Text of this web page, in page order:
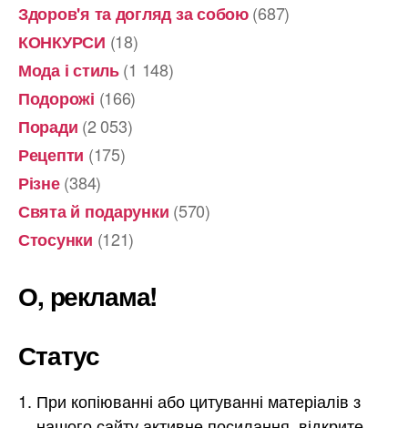
Здоров'я та догляд за собою(687)
КОНКУРСИ (18)
Мода і стиль(1 148)
Подорожі (166)
Поради (2 053)
Рецепти (175)
Різне(384)
Свята й подарунки (570)
Стосунки (121)
О, реклама!
Статус
При копіюванні або цитуванні матеріалів з